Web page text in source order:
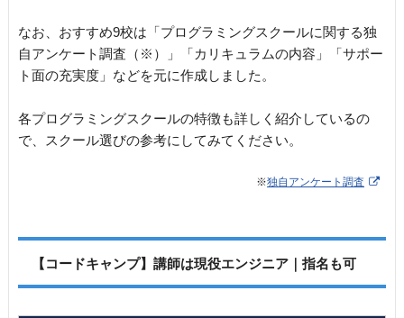
なお、おすすめ9校は「プログラミングスクールに関する独
自アンケート調査（※）」「カリキュラムの内容」「サポー
ト面の充実度」などを元に作成しました。
各プログラミングスクールの特徴も詳しく紹介しているの
で、スクール選びの参考にしてみてください。
※独自アンケート調査
【コードキャンプ】講師は現役エンジニア｜指名も可